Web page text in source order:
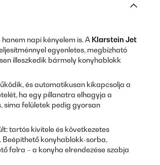
napi kényelem is. A Klarstein Jet
egyenletes, megbízható
illeszkedik bármely konyhablokk
és automatikusan kikapcsolja a
ha egy pillanatra elhagyja a
sima felületek pedig gyorsan
tartós kivitele és következetes
konyhablokk-sorba,
falra – a konyha elrendezése szabja